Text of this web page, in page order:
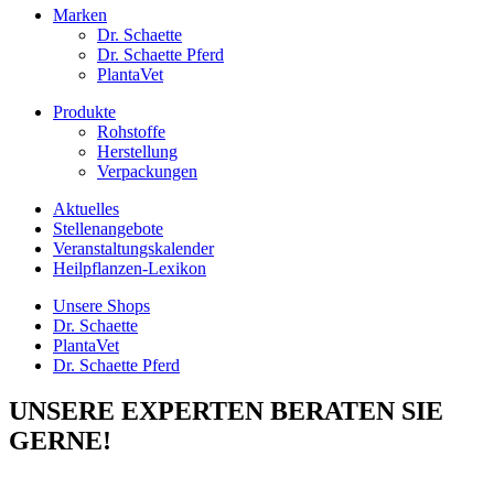
Marken
Dr. Schaette
Dr. Schaette Pferd
PlantaVet
Produkte
Rohstoffe
Herstellung
Verpackungen
Aktuelles
Stellenangebote
Veranstaltungskalender
Heilpflanzen-Lexikon
Unsere Shops
Dr. Schaette
PlantaVet
Dr. Schaette Pferd
UNSERE EXPERTEN BERATEN SIE
GERNE!